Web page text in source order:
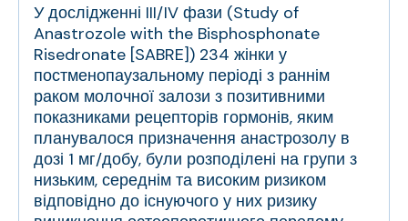
У дослідженні III/IV фази (Study of
Anastrozole with the Bisphosphonate
Risedronate [SABRE]) 234 жінки у
постменопаузальному періоді з раннім
раком молочної залози з позитивними
показниками рецепторів гормонів, яким
планувалося призначення анастрозолу в
дозі 1 мг/добу, були розподілені на групи з
низьким, середнім та високим ризиком
відповідно до існуючого у них ризику